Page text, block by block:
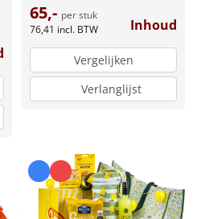
65,- per stuk
76,41 incl. BTW Inhoud
Vergelijken
Verlanglijst